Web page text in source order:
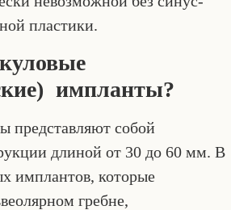
пластики.
импланты?
представляют собой
длиной от 30 до 60 мм. В
имплантов, которые
гребне,